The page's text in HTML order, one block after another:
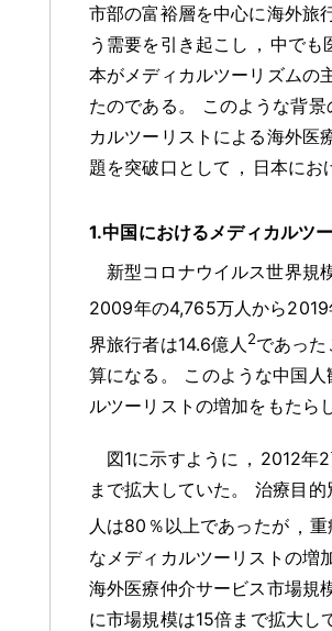
市部の富裕層を中心に海外旅
う需要を引き起こし ， 中でも
本がメディカルツーリズムの
たのである 。
このような背景
カルツーリストによる海外医
題を突破口として ， 日本にお
1.中国におけるメディカルツ
新型コロナウイルス世界規
2009年の4,765万人から
界旅行者は14.6億人2であっ
算になる 。
このような中国
ルツーリストの増加をもたら
図1に示すように ， 2012年
まで拡大していた。
治療目的
人は80％以上であったが ， 重
なメディカルツーリストの増
海外医療仲介サービス市場
に市場規模は15倍まで拡大し